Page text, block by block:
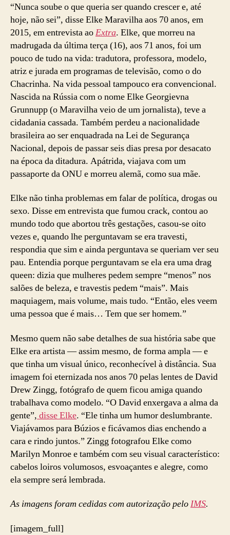
“Nunca soube o que queria ser quando crescer e, até
hoje, não sei”, disse Elke Maravilha aos 70 anos, em
2015, em entrevista aoExtra. Elke, que morreu na
madrugada da última terça (16), aos 71 anos, foi um
pouco de tudo na vida: tradutora, professora, modelo,
atriz e jurada em programas de televisão, como o do
Chacrinha. Na vida pessoal tampouco era convencional.
Nascida na Rússia com o nome Elke Georgievna
Grunnupp (o Maravilha veio de um jornalista), teve a
cidadania cassada. Também perdeu a nacionalidade
brasileira ao ser enquadrada na Lei de Segurança
Nacional, depois de passar seis dias presa por desacato
na época da ditadura. Apátrida, viajava com um
passaporte da ONU e morreu alemã, como sua mãe.
Elke não tinha problemas em falar de política, drogas ou
sexo. Disse em entrevista que fumou crack, contou ao
mundo todo que abortou três gestações, casou-se oito
vezes e, quando lhe perguntavam se era travesti,
respondia que sim e ainda perguntava se queriam ver seu
pau. Entendia porque perguntavam se ela era uma drag
queen: dizia que mulheres pedem sempre “menos” nos
salões de beleza, e travestis pedem “mais”. Mais
maquiagem, mais volume, mais tudo. “Então, eles veem
uma pessoa que é mais… Tem que ser homem.”
Mesmo quem não sabe detalhes de sua história sabe que
Elke era artista — assim mesmo, de forma ampla — e
que tinha um visual único, reconhecível à distância. Sua
imagem foi eternizada nos anos 70 pelas lentes de David
Drew Zingg, fotógrafo de quem ficou amiga quando
trabalhava como modelo. “O David enxergava a alma da
gente”, disse Elke. “Ele tinha um humor deslumbrante.
Viajávamos para Búzios e ficávamos dias enchendo a
cara e rindo juntos.” Zingg fotografou Elke como
Marilyn Monroe e também com seu visual característico:
cabelos loiros volumosos, esvoaçantes e alegre, como
ela sempre será lembrada.
As imagens foram cedidas com autorização peloIMS.
[imagem_full]